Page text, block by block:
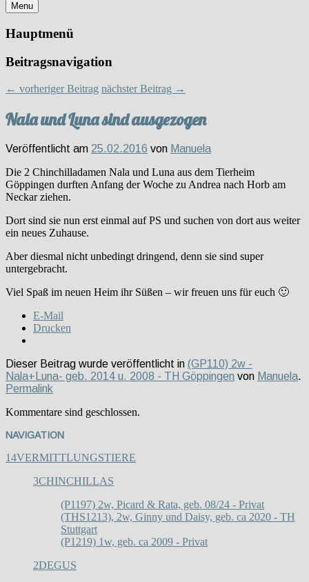
Menu
Hauptmenü
Beitragsnavigation
← vorheriger Beitrag nächster Beitrag →
Nala und Luna sind ausgezogen
Veröffentlicht am 25.02.2016 von Manuela
Die 2 Chinchilladamen Nala und Luna aus dem Tierheim
Göppingen durften Anfang der Woche zu Andrea nach Horb am
Neckar ziehen.
Dort sind sie nun erst einmal auf PS und suchen von dort aus weiter
ein neues Zuhause.
Aber diesmal nicht unbedingt dringend, denn sie sind super
untergebracht.
Viel Spaß im neuen Heim ihr Süßen – wir freuen uns für euch 🙂
E-Mail
Drucken
Dieser Beitrag wurde veröffentlicht in (GP110) 2w -
Nala+Luna- geb. 2014 u. 2008 - TH Göppingen von Manuela.
Permalink
Kommentare sind geschlossen.
NAVIGATION
14VERMITTLUNGSTIERE
3CHINCHILLAS
(P1197) 2w, Picard & Rata, geb. 08/24 - Privat
(THS1213), 2w, Ginny und Daisy, geb. ca 2020 - TH
Stuttgart
(P1219) 1w, geb. ca 2009 - Privat
2DEGUS